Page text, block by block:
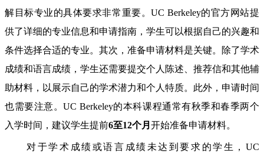
解目标专业的具体要求非常重要。UC Berkeley的官方网站提
供了详细的专业信息和申请指南，学生可以根据自己的兴趣和
条件选择合适的专业。其次，准备申请材料是关键。除了学术
成绩和语言成绩，学生还需要提交个人陈述、推荐信和其他辅
助材料，以展示自己的学术潜力和个人特质。此外，申请时间
也需要注意。UC Berkeley的本科课程通常有秋季和春季两个
入学时间，建议学生提前6至12个月 开始准备申请材料。
对于学术成绩或语言成绩未达到要求的学生，UC